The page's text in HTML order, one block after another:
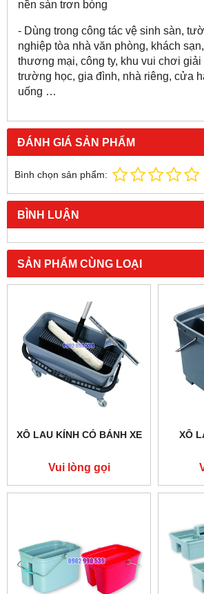
nền sàn trơn bóng
- Dùng trong công tác vệ sinh sàn,
nghiệp tòa nhà văn phòng, khách
thương mại, công ty, khu vui chơi giải
trường học, gia đình, nhà riêng, cửa
uống …
ĐÁNH GIÁ SẢN PHẨM
Bình chọn sản phẩm:
BÌNH LUẬN
SẢN PHẨM CÙNG LOẠI
XÔ LAU KÍNH CÓ BÁNH XE
Vui lòng gọi
XÔ